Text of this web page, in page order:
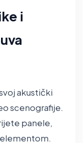
i
akustički
scenografije.
panele,